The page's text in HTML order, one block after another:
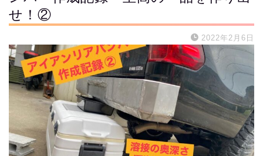
せ！②
2022年2月6日